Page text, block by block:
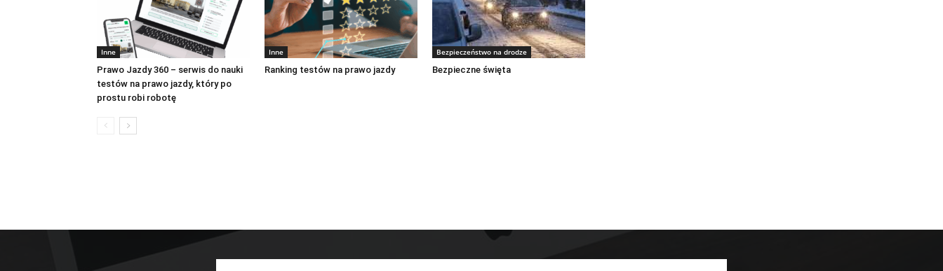
Inne
Prawo Jazdy 360 – serwis do nauki
testów na prawo jazdy, który po
prostu robi robotę
Inne
Ranking testów na prawo jazdy
Bezpieczeństwo na drodze
Bezpieczne święta